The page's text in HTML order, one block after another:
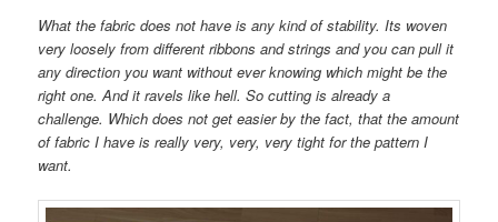
What the fabric does not have is any kind of stability. Its woven
very loosely from different ribbons and strings and you can pull it
any direction you want without ever knowing which might be the
right one. And it ravels like hell. So cutting is already a
challenge. Which does not get easier by the fact, that the amount
of fabric I have is really very, very, very tight for the pattern I
want.